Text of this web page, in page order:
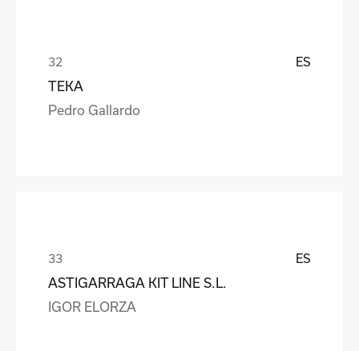
ES
TEKA
Pedro Gallardo
ES
ASTIGARRAGA KIT LINE S.L.
IGOR ELORZA